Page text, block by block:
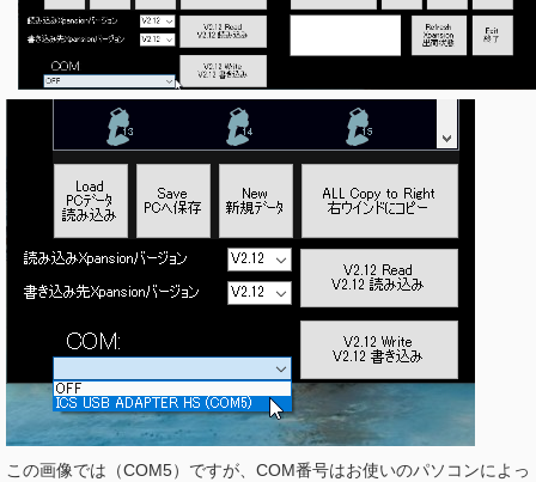
この画像では（COM5）ですが、COM番号はお使いのパソコンによっ